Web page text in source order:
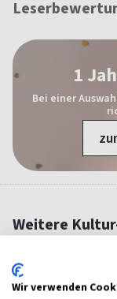
1
Bei einer
Weitere
Wir verwenden